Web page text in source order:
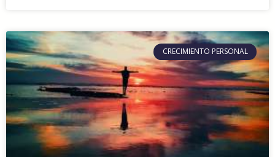
CRECIMIENTO PERSONAL